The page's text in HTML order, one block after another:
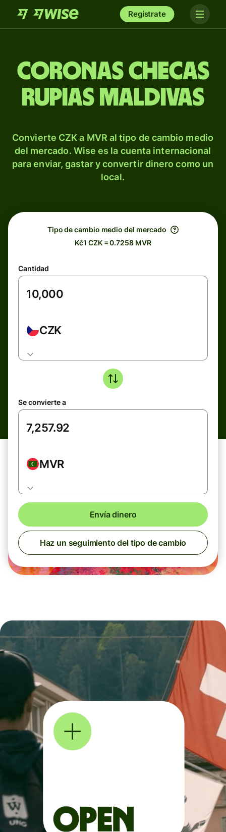
Regístrate
Coronas checas
rupias maldivas
Convierte CZK a MVR al tipo de cambio medio
del mercado. Wise es la cuenta internacional
para enviar, gastar y convertir dinero como un
local.
Tipo de cambio medio del mercado
Kč1 CZK = 0.7258 MVR
Cantidad
CZK
Se convierte a
MVR
Envía dinero
Haz un seguimiento del tipo de cambio